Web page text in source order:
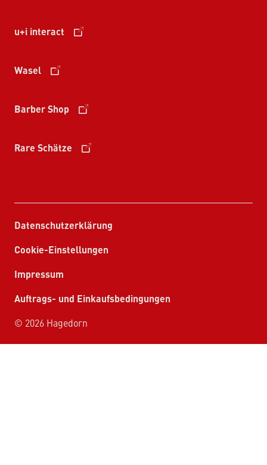
u+i interact
Wasel
Barber Shop
Rare Schätze
Datenschutzerklärung
Cookie-Einstellungen
Impressum
Auftrags- und Einkaufsbedingungen
© 2026 Hagedorn